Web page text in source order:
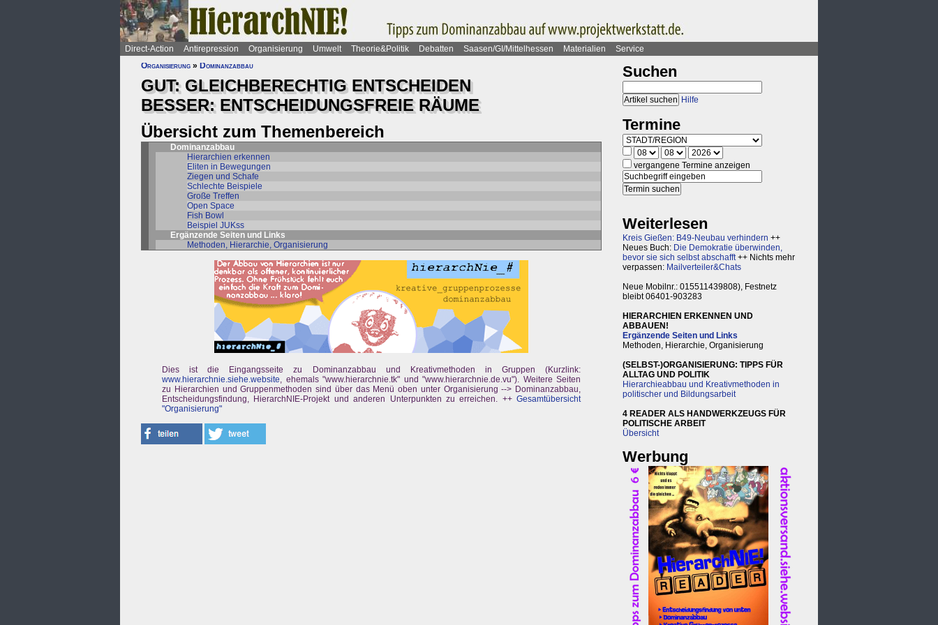
Direct-Action Antirepression Organisierung Umwelt Theorie&Politik Debatten Saasen/GI/Mittelhessen Materialien
Service
Organisierung » Dominanzabbau
GUT: GLEICHBERECHTIG ENTSCHEIDEN
BESSER: ENTSCHEIDUNGSFREIE RÄUME
Übersicht zum Themenbereich
Dominanzabbau
Hierarchien erkennen
Eliten in Bewegungen
Ziegen und Schafe
Schlechte Beispiele
Große Treffen
Open Space
Fish Bowl
Beispiel JUKss
Ergänzende Seiten und Links
Methoden, Hierarchie, Organisierung
Dies ist die Eingangsseite zu Dominanzabbau und Kreativmethoden in Gruppen (Kurzlink:
www.hierarchnie.siehe.website, ehemals "www.hierarchnie.tk" und "www.hierarchnie.de.vu"). Weitere Seiten
zu Hierarchien und Gruppenmethoden sind über das Menü oben unter Organisierung --> Dominanzabbau,
Entscheidungsfindung, HierarchNIE-Projekt und anderen Unterpunkten zu erreichen. ++ Gesamtübersicht
"Organisierung"
Suchen
Hilfe
Termine
vergangene Termine anzeigen
Weiterlesen
Kreis Gießen: B49-Neubau verhindern ++
Neues Buch: Die Demokratie überwinden,
bevor sie sich selbst abschafft++ Nichts mehr
verpassen: Mailverteiler&Chats
Neue Mobilnr.: 015511439808), Festnetz
bleibt 06401-903283
HIERARCHIEN ERKENNEN UND
ABBAUEN!
Ergänzende Seiten und Links
Methoden, Hierarchie, Organisierung
(SELBST-)ORGANISIERUNG: TIPPS FÜR
ALLTAG UND POLITIK
Hierarchieabbau und Kreativmethoden in
politischer und Bildungsarbeit
4 READER ALS HANDWERKZEUGS FÜR
POLITISCHE ARBEIT
Übersicht
Werbung